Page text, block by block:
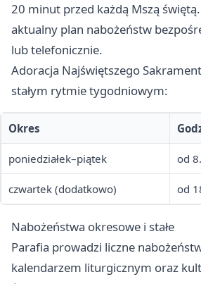
20 minut przed każdą Mszą
aktualny plan nabożeństw
lub telefonicznie.
Adoracja Najświętszego
stałym rytmie tygodniowym:
Okres
poniedziałek–piątek od
czwartek (dodatkowo) od
Nabożeństwa okresowe i stałe
Parafia prowadzi liczne
kalendarzem liturgicznym oraz